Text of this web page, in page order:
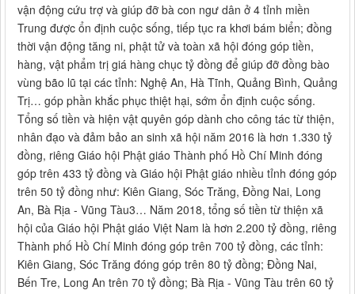
vận động cứu trợ và giúp đỡ bà con ngư dân ở 4 tỉnh miền
Trung được ổn định cuộc sống, tiếp tục ra khơi bám biển; đồng
thời vận động tăng ni, phật tử và toàn xã hội đóng góp tiền,
hàng, vật phẩm trị giá hàng chục tỷ đồng để giúp đỡ đồng bào
vùng bão lũ tại các tỉnh: Nghệ An, Hà Tĩnh, Quảng Bình, Quảng
Trị… góp phần khắc phục thiệt hại, sớm ổn định cuộc sống.
Tổng số tiền và hiện vật quyên góp dành cho công tác từ thiện,
nhân đạo và đảm bảo an sinh xã hội năm 2016 là hơn 1.330 tỷ
đồng, riêng Giáo hội Phật giáo Thành phố Hồ Chí Minh đóng
góp trên 433 tỷ đồng và Giáo hội Phật giáo nhiều tỉnh đóng góp
trên 50 tỷ đồng như: Kiên Giang, Sóc Trăng, Đồng Nai, Long
An, Bà Rịa - Vũng Tàu3… Năm 2018, tổng số tiền từ thiện xã
hội của Giáo hội Phật giáo Việt Nam là hơn 2.200 tỷ đồng, riêng
Thành phố Hồ Chí Minh đóng góp trên 700 tỷ đồng, các tỉnh:
Kiên Giang, Sóc Trăng đóng góp trên 80 tỷ đồng; Đồng Nai,
Bến Tre, Long An trên 70 tỷ đồng; Bà Rịa - Vũng Tàu trên 60 tỷ